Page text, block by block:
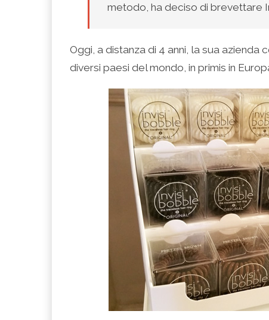
metodo, ha deciso di brevettare
Oggi, a distanza di 4 anni, la sua
diversi paesi del mondo, in primis in